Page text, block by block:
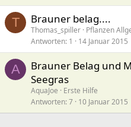
T Brauner belag....
Thomas_spiller Pflanzen
Antworten 1 14 Januar 2015
A
Brauner Belag und
Seegras
AquaJoe
Erste Hilfe
Antworten 7 10 Januar 2015